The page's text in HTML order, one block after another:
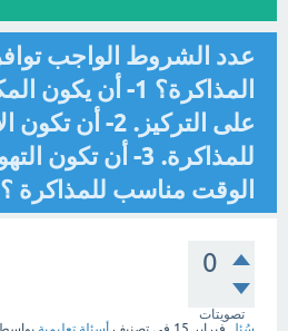
عدد الشروط الواجب
المذاكرة؟ 1- أن
على التركيز. 2-
الوقت مناسب للمذاكرة
0
تصويتات